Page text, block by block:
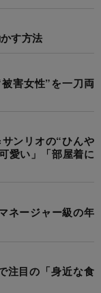
す方法
害女性”を一刀両
ンリオの“ひんや
愛い」「部屋着に
ネージャー級の年
注目の「身近な食